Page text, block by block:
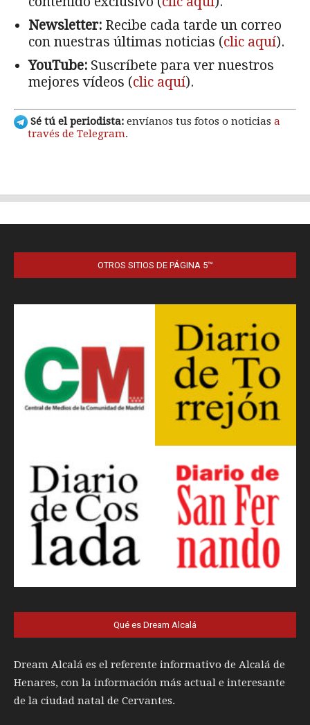
OTROS SITIOS DE PÁGINA 5™
Qué es Dream Alcalá
Dream Alcalá es el referente informativo de Alcalá de
Henares, con la información más actual e interesante
de la ciudad natal de Cervantes.